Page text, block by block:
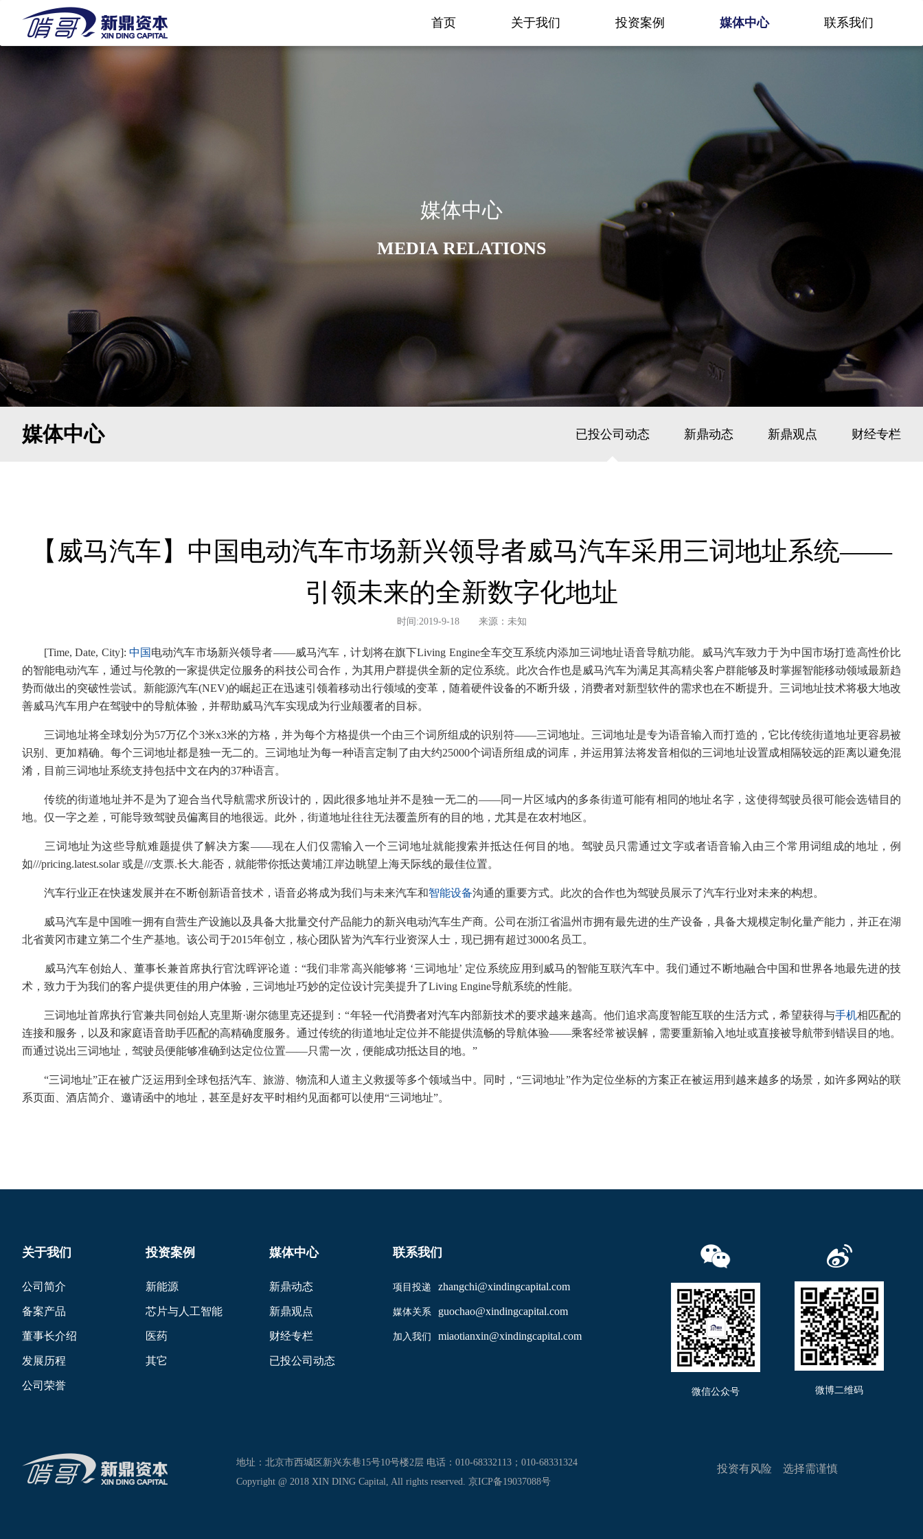
首页 关于我们 投资案例 媒体中心 联系我们
媒体中心
MEDIA RELATIONS
媒体中心 已投公司动态 新鼎动态 新鼎观点 财经专栏
【威马汽车】中国电动汽车市场新兴领导者威马汽车采用三词地址系统——
引领未来的全新数字化地址
时间:2019-9-18 来源：未知
[Time, Date, City]: 中国 电动汽车市场新兴领导者——威马汽车，计划将在旗下Living Engine全车交互系统内添加三词地址语音导航功能。威马汽车致力于为中国市场打造高性价比
的智能电动汽车，通过与伦敦的一家提供定位服务的科技公司合作，为其用户群提供全新的定位系统。此次合作也是威马汽车为满足其高精尖客户群能够及时掌握智能移动领域最新趋
势而做出的突破性尝试。新能源汽车(NEV)的崛起正在迅速引领着移动出行领域的变革，随着硬件设备的不断升级，消费者对新型软件的需求也在不断提升。三词地址技术将极大地改
善威马汽车用户在驾驶中的导航体验，并帮助威马汽车实现成为行业颠覆者的目标。
三词地址将全球划分为57万亿个3米x3米的方格，并为每个方格提供一个由三个词所组成的识别符——三词地址。三词地址是专为语音输入而打造的，它比传统街道地址更容易被
识别、更加精确。每个三词地址都是独一无二的。三词地址为每一种语言定制了由大约25000个词语所组成的词库，并运用算法将发音相似的三词地址设置成相隔较远的距离以避免混
淆，目前三词地址系统支持包括中文在内的37种语言。
传统的街道地址并不是为了迎合当代导航需求所设计的，因此很多地址并不是独一无二的——同一片区域内的多条街道可能有相同的地址名字，这使得驾驶员很可能会选错目的
地。仅一字之差，可能导致驾驶员偏离目的地很远。此外，街道地址往往无法覆盖所有的目的地，尤其是在农村地区。
三词地址为这些导航难题提供了解决方案——现在人们仅需输入一个三词地址就能搜索并抵达任何目的地。驾驶员只需通过文字或者语音输入由三个常用词组成的地址，例
如///pricing.latest.solar 或是///支票.长大.能否，就能带你抵达黄埔江岸边眺望上海天际线的最佳位置。
汽车行业正在快速发展并在不断创新语音技术，语音必将成为我们与未来汽车和智能设备沟通的重要方式。此次的合作也为驾驶员展示了汽车行业对未来的构想。
威马汽车是中国唯一拥有自营生产设施以及具备大批量交付产品能力的新兴电动汽车生产商。公司在浙江省温州市拥有最先进的生产设备，具备大规模定制化量产能力，并正在湖
北省黄冈市建立第二个生产基地。该公司于2015年创立，核心团队皆为汽车行业资深人士，现已拥有超过3000名员工。
威马汽车创始人、董事长兼首席执行官沈晖评论道：“我们非常高兴能够将 ‘三词地址’ 定位系统应用到威马的智能互联汽车中。我们通过不断地融合中国和世界各地最先进的技
术，致力于为我们的客户提供更佳的用户体验，三词地址巧妙的定位设计完美提升了Living Engine导航系统的性能。
三词地址首席执行官兼共同创始人克里斯·谢尔德里克还提到：“年轻一代消费者对汽车内部新技术的要求越来越高。他们追求高度智能互联的生活方式，希望获得与手机相匹配的
连接和服务，以及和家庭语音助手匹配的高精确度服务。通过传统的街道地址定位并不能提供流畅的导航体验——乘客经常被误解，需要重新输入地址或直接被导航带到错误目的地。
而通过说出三词地址，驾驶员便能够准确到达定位位置——只需一次，便能成功抵达目的地。”
“三词地址”正在被广泛运用到全球包括汽车、旅游、物流和人道主义救援等多个领域当中。同时，“三词地址”作为定位坐标的方案正在被运用到越来越多的场景，如许多网站的联
系页面、酒店简介、邀请函中的地址，甚至是好友平时相约见面都可以使用“三词地址”。
关于我们
公司简介
备案产品
董事长介绍
发展历程
公司荣誉
投资案例
新能源
芯片与人工智能
医药
其它
媒体中心
新鼎动态
新鼎观点
财经专栏
已投公司动态
联系我们
项目投递 zhangchi@xindingcapital.com
媒体关系 guochao@xindingcapital.com
加入我们 miaotianxin@xindingcapital.com
微信公众号 微博二维码
地址：北京市西城区新兴东巷15号10号楼2层 电话：010-68332113；010-68331324
Copyright @ 2018 XIN DING Capital, All rights reserved. 京ICP备19037088号
投资有风险 选择需谨慎